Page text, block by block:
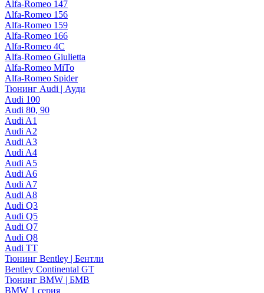
Alfa-Romeo 147
Alfa-Romeo 156
Alfa-Romeo 159
Alfa-Romeo 166
Alfa-Romeo 4C
Alfa-Romeo Giulietta
Alfa-Romeo MiTo
Alfa-Romeo Spider
Тюнинг Audi | Ауди
Audi 100
Audi 80, 90
Audi A1
Audi A2
Audi A3
Audi A4
Audi A5
Audi A6
Audi A7
Audi A8
Audi Q3
Audi Q5
Audi Q7
Audi Q8
Audi TT
Тюнинг Bentley | Бентли
Bentley Continental GT
Тюнинг BMW | БМВ
BMW 1 серия